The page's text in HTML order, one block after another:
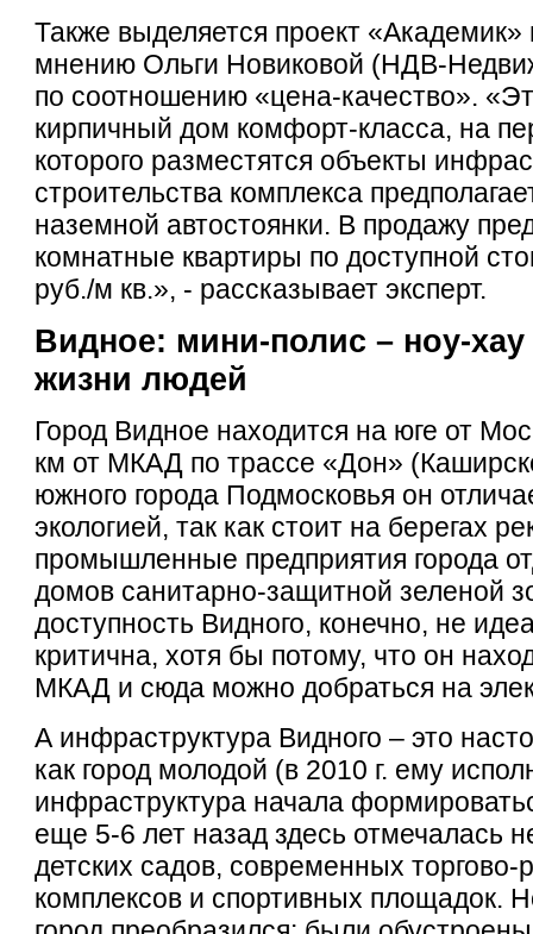
Также выделяется проект
мнению Ольги Новиковой (НДВ-
по соотношению «цена-качество».
кирпичный дом комфорт-класса, на
которого разместятся объекты
строительства комплекса
наземной автостоянки. В продажу
комнатные квартиры по доступной
руб./м кв.», - рассказывает эксперт.
Видное: мини-полис – ноу-хау
жизни людей
Город Видное находится на юге от
км от МКАД по трассе «Дон»
южного города Подмосковья он
экологией, так как стоит на берегах
промышленные предприятия города
домов санитарно-защитной зеленой
доступность Видного, конечно, не
критична, хотя бы потому, что он
МКАД и сюда можно добраться на
А инфраструктура Видного – это
как город молодой (в 2010 г. ему
инфраструктура начала
еще 5-6 лет назад здесь отмечалась
детских садов, современных торгово-
комплексов и спортивных площадок.